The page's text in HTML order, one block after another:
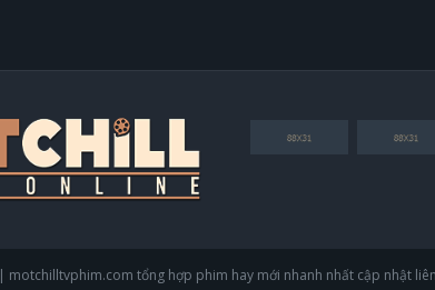
| motchilltvphim.com tổng hợp phim hay mới nhanh nhất cập nhật